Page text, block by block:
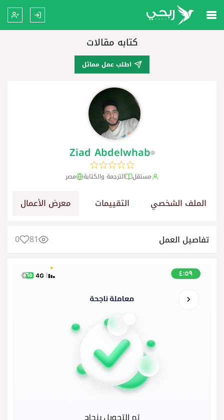
كتابه مقالات
اطلب عمل مماثل
Ziad Abdelwhab
مستقل الترجمة والكتابة مصر
الملف الشخصي التقييمات معرض الأعمال
تفاصيل العمل 81
0